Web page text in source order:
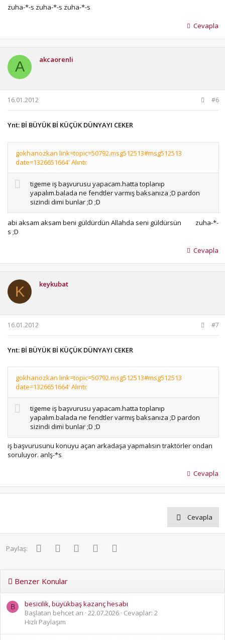
zuha-*-s zuha-*-s zuha-*-s
Cevapla
A akcaorenli
16.01.2012 #6
Ynt: Bİ BÜYÜK Bİ KÜÇÜK DÜNYAYI CEKER
gokhanozkan link=topic=50792.msg512513#msg512513
date=1326651664' Alıntı:
tigeme iş başvurusu yapacam.hatta toplanıp
yapalım.balada ne fendtler varmış baksanıza ;D pardon
sizindi dimi bunlar ;D ;D
abi aksam aksam beni güldürdün Allahda seni güldürsün
zuha-*-
s ;D
Cevapla
K keykubat
16.01.2012 #7
Ynt: Bİ BÜYÜK Bİ KÜÇÜK DÜNYAYI CEKER
gokhanozkan link=topic=50792.msg512513#msg512513
date=1326651664' Alıntı:
tigeme iş başvurusu yapacam.hatta toplanıp
yapalım.balada ne fendtler varmış baksanıza ;D pardon
sizindi dimi bunlar ;D ;D
iş başvurusunu konuyu açan arkadaşa yapmalısın traktörler ondan
soruluyor. anlş-*s
Cevapla
Cevapla
Paylaş: FacebookTwitter PinterestWhatsApp
Benzer Konular
B
besicilik, büyükbaş kazanç hesabı
Başlatan behcet arı 22.07.2026 Cevaplar: 2
Hızlı Paylaşım